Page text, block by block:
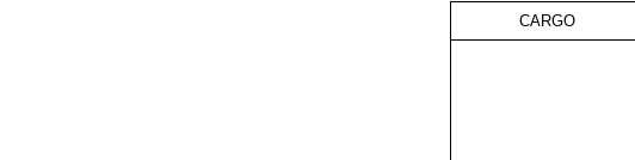
CARGO